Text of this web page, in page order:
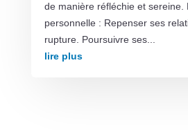
de manière réfléchie et sereine.
personnelle : Repenser ses
rupture. Poursuivre ses...
lire plus